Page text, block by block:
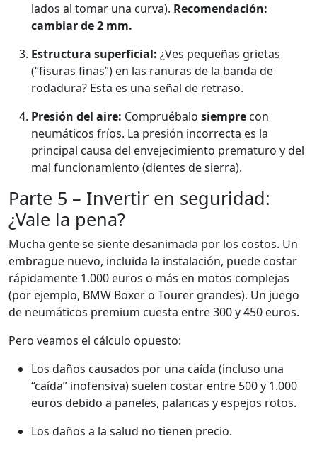
lados al tomar una curva). Recomendación:
cambiar de 2 mm.
Estructura superficial: ¿Ves pequeñas grietas
(“fisuras finas”) en las ranuras de la banda de
rodadura? Esta es una señal de retraso.
Presión del aire: Compruébalo siempre con
neumáticos fríos. La presión incorrecta es la
principal causa del envejecimiento prematuro y del
mal funcionamiento (dientes de sierra).
Parte 5 – Invertir en seguridad:
¿Vale la pena?
Mucha gente se siente desanimada por los costos. Un
embrague nuevo, incluida la instalación, puede costar
rápidamente 1.000 euros o más en motos complejas
(por ejemplo, BMW Boxer o Tourer grandes). Un juego
de neumáticos premium cuesta entre 300 y 450 euros.
Pero veamos el cálculo opuesto:
Los daños causados ​​por una caída (incluso una
“caída” inofensiva) suelen costar entre 500 y 1.000
euros debido a paneles, palancas y espejos rotos.
Los daños a la salud no tienen precio.